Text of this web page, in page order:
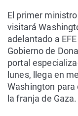
El primer
visitará
adelantado a
Gobierno de
portal
lunes, llega en
Washington para
la franja de Gaza.